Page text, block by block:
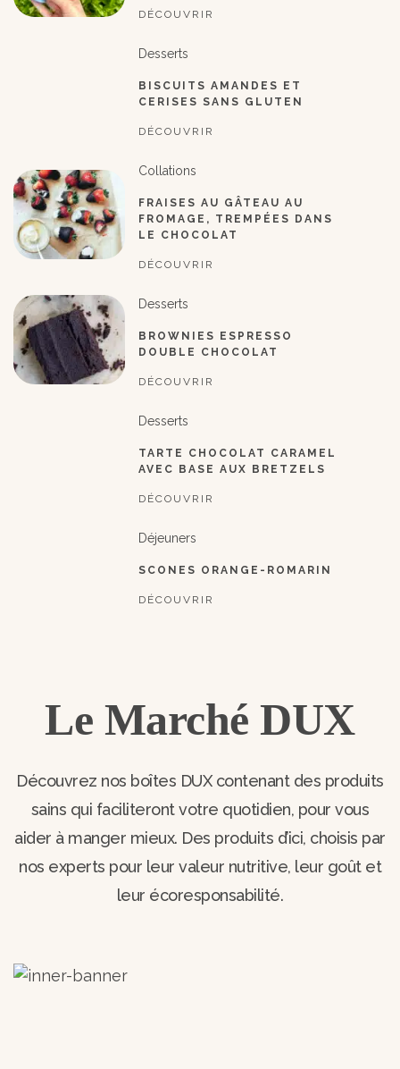
DÉCOUVRIR
Desserts
BISCUITS AMANDES ET
CERISES SANS GLUTEN
DÉCOUVRIR
Collations
FRAISES AU GÂTEAU AU
FROMAGE, TREMPÉES DANS
LE CHOCOLAT
DÉCOUVRIR
Desserts
BROWNIES ESPRESSO
DOUBLE CHOCOLAT
DÉCOUVRIR
Desserts
TARTE CHOCOLAT CARAMEL
AVEC BASE AUX BRETZELS
DÉCOUVRIR
Déjeuners
SCONES ORANGE-ROMARIN
DÉCOUVRIR
Le Marché DUX
Découvrez nos boîtes DUX contenant des produits
sains qui faciliteront votre quotidien, pour vous
aider à manger mieux. Des produits d’ici, choisis par
nos experts pour leur valeur nutritive, leur goût et
leur écoresponsabilité.